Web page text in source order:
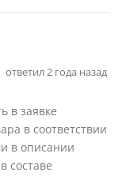
ответил 2 года назад
в заявке
в соответствии
в описании
составе